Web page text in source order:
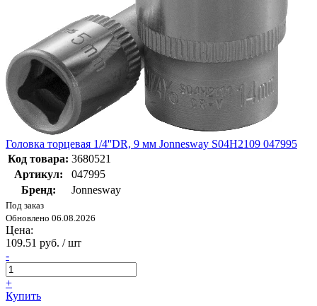
Головка торцевая 1/4''DR, 9 мм Jonnesway S04H2109 047995
Код товара: 3680521
Артикул:
047995
Бренд:
Jonnesway
Под заказ
Обновлено 06.08.2026
Цена:
109.51 руб. / шт
-
+
Купить